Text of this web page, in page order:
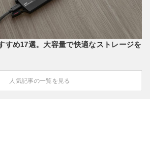
すめ17選。大容量で快適なストレージを
人気記事の一覧を見る